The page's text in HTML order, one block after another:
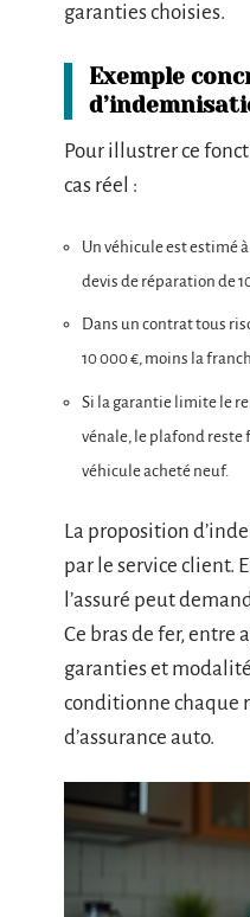
garanties choisies.
Exemple
Pour illustrer ce
cas réel :
Un véhicule est estimé à
devis de réparation de
Dans un contrat tous
10 000 €, moins la
Si la garantie limite le
vénale, le plafond reste
véhicule acheté neuf.
La proposition
par le service client.
l’assuré peut
Ce bras de fer, entre
garanties et
conditionne chaque
d’assurance auto.